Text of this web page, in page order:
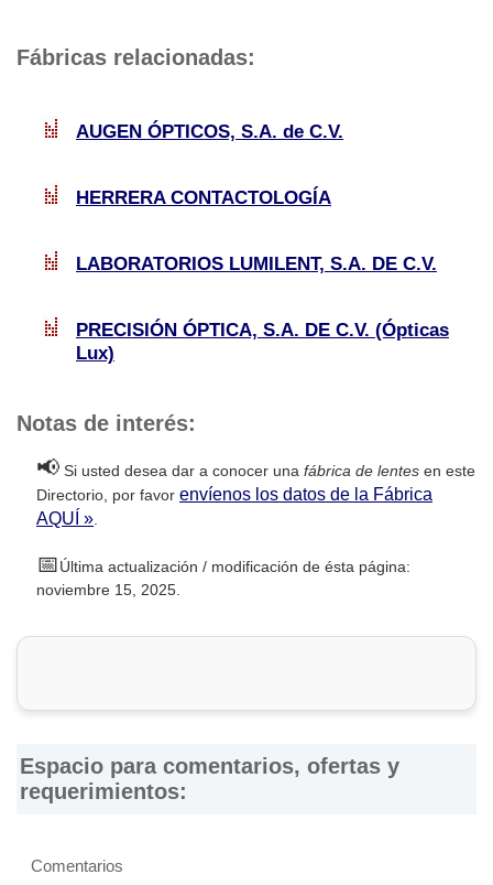
Fábricas relacionadas:
AUGEN ÓPTICOS, S.A. de C.V.
HERRERA CONTACTOLOGÍA
LABORATORIOS LUMILENT, S.A. DE C.V.
PRECISIÓN ÓPTICA, S.A. DE C.V. (Ópticas
Lux)
Notas de interés:
📢 Si usted desea dar a conocer una fábrica de lentes en este
Directorio, por favor envíenos los datos de la Fábrica
AQUÍ »
📅Última actualización / modificación de ésta página:
noviembre 15, 2025.
Espacio para comentarios, ofertas y
requerimientos:
Comentarios